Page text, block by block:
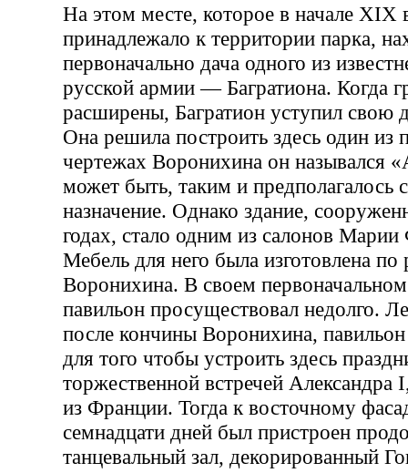
На этом месте, которое в начале XIX
принадлежало к территории парка,
первоначально дача одного из
русской армии — Багратиона. Когда
расширены, Багратион уступил свою
Она решила построить здесь один из
чертежах Воронихина он назывался
может быть, таким и предполагалось
назначение. Однако здание,
годах, стало одним из салонов
Мебель для него была изготовлена по
Воронихина. В своем
павильон просуществовал недолго.
после кончины Воронихина,
для того чтобы устроить здесь
торжественной встречей Александра
из Франции. Тогда к восточному
семнадцати дней был пристроен
танцевальный зал, декорированный